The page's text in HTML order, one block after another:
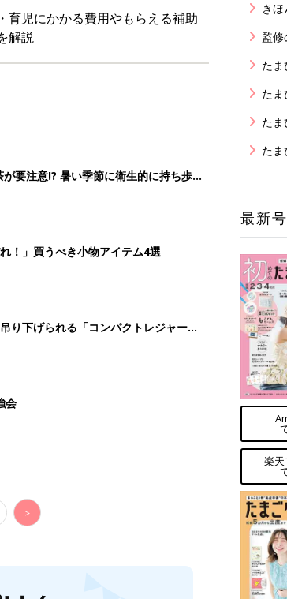
育児にかかる費用やもらえる補助
解説
要注意!? 暑い季節に衛生的に持ち歩
！」買うべき小物アイテム4選
り下げられる「コンパクトレジャーシ
会
>
き
監修
たま
た
た
た
最新号
楽天